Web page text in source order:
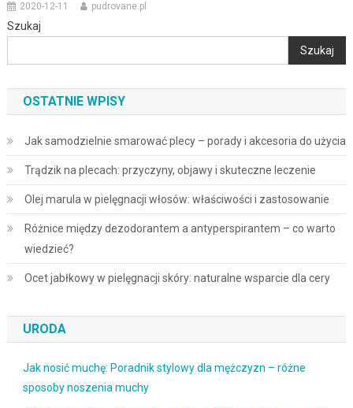
2020-12-11 pudrovane.pl
Szukaj
Szukaj
OSTATNIE WPISY
Jak samodzielnie smarować plecy – porady i akcesoria do użycia
Trądzik na plecach: przyczyny, objawy i skuteczne leczenie
Olej marula w pielęgnacji włosów: właściwości i zastosowanie
Różnice między dezodorantem a antyperspirantem – co warto
wiedzieć?
Ocet jabłkowy w pielęgnacji skóry: naturalne wsparcie dla cery
URODA
Jak nosić muchę: Poradnik stylowy dla mężczyzn – różne
sposoby noszenia muchy